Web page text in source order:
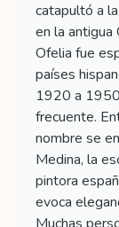
catapultó a
en la antigua
Ofelia fue
países
1920 a
frecuente.
nombre se
Medina, la
pintora
evoca